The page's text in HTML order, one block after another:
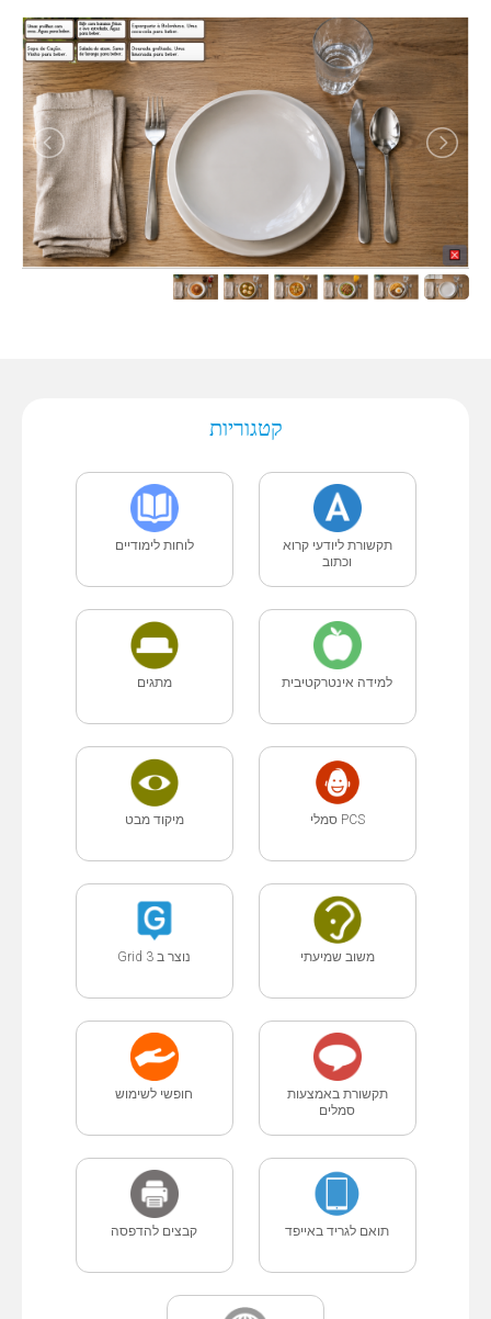
קטגוריות
תקשורת ליודעי קרוא
וכתוב
לוחות לימודיים
למידה אינטרקטיבית מתגים
PCS סמלי מיקוד מבט
משוב שמיעתי נוצר ב Grid 3
תקשורת באמצעות
סמלים
חופשי לשימוש
תואם לגריד באייפד קבצים להדפסה